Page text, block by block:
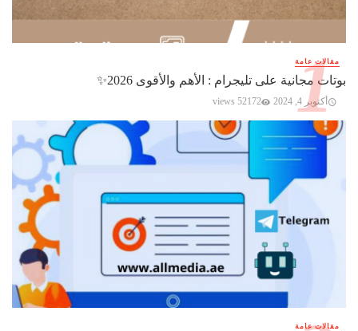
مقالات عامة
بوتات مجانية على تليجرام : الأهم والأقوى 2026✨️
أكتوبر 4, 2024 52172 views
مقالات عامة